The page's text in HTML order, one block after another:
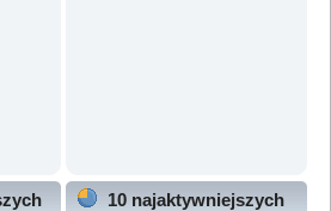
10 najaktywniejszych